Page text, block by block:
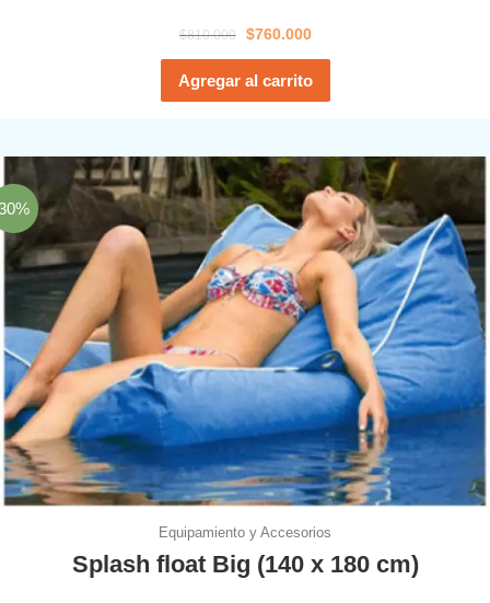
$810.000 $760.000
Agregar al carrito
Equipamiento y Accesorios
Splash float Big (140 x 180 cm)